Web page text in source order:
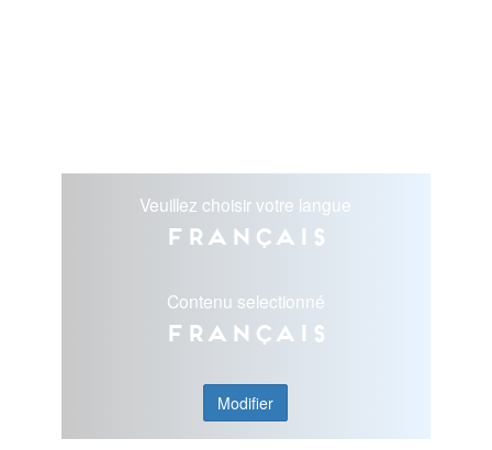
Veuillez choisir votre langue
Français
Contenu selectionné
Français
Modifier